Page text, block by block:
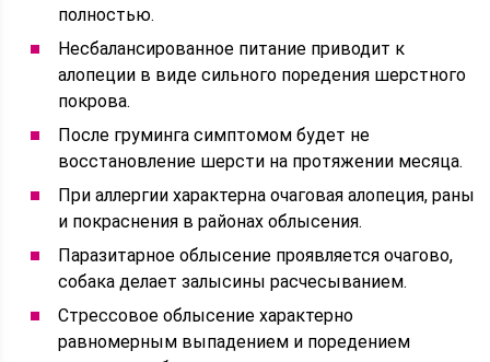
полностью.
Несбалансированное питание приводит к
алопеции в виде сильного поредения шерстного
покрова.
После груминга симптомом будет не
восстановление шерсти на протяжении месяца.
При аллергии характерна очаговая алопеция, раны
и покраснения в районах облысения.
Паразитарное облысение проявляется очагово,
собака делает залысины расчесыванием.
Стрессовое облысение характерно
равномерным выпадением и поредением